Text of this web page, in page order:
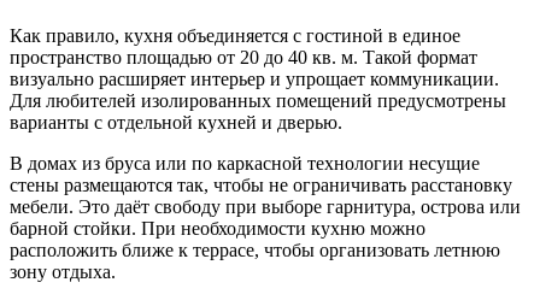
Как правило, кухня объединяется с гостиной в единое
пространство площадью от 20 до 40 кв. м. Такой формат
визуально расширяет интерьер и упрощает коммуникации.
Для любителей изолированных помещений предусмотрены
варианты с отдельной кухней и дверью.
В домах из бруса или по каркасной технологии несущие
стены размещаются так, чтобы не ограничивать расстановку
мебели. Это даёт свободу при выборе гарнитура, острова или
барной стойки. При необходимости кухню можно
расположить ближе к террасе, чтобы организовать летнюю
зону отдыха.